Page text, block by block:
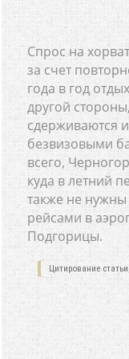
Спрос на
за счет
года в год
другой
сдерживаются
безвизовыми
всего,
куда в летний
также не
рейсами в
Подгорицы.
Цитирование